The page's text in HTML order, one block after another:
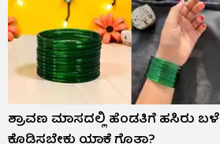
ಶ್ರಾವಣ ಮಾಸದಲ್ಲಿ ಹೆಂಡತಿಗೆ ಹಸಿರು ಬಳೆ